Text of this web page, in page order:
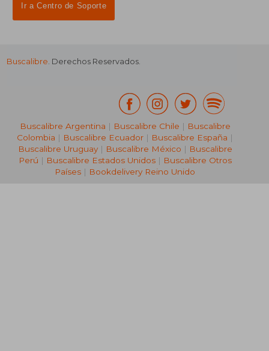
₡ 34.252
Ir a Centro de Soporte
Buscalibre. Derechos Reservados.
Buscalibre Argentina | Buscalibre Chile | Buscalibre
Colombia | Buscalibre Ecuador | Buscalibre España |
Buscalibre Uruguay| Buscalibre México | Buscalibre
Perú | Buscalibre Estados Unidos| Buscalibre Otros
Países | Bookdelivery Reino Unido